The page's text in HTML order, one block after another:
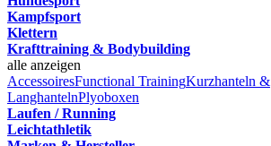
Kampfsport
Klettern
Krafttraining & Bodybuilding
alle anzeigen
AccessoiresFunctional TrainingKurzhanteln &
LanghantelnPlyoboxen
Laufen / Running
Leichtathletik